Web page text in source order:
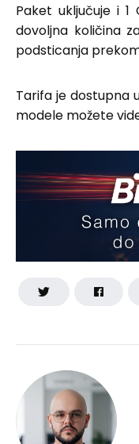
Paket uključuje i
dovoljna količina
podsticanja
Tarifa je dostupna
modele možete